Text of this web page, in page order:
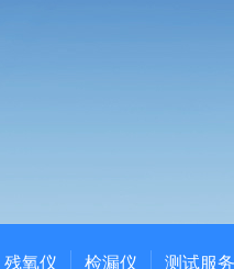
残氧仪 检漏仪 测试服务